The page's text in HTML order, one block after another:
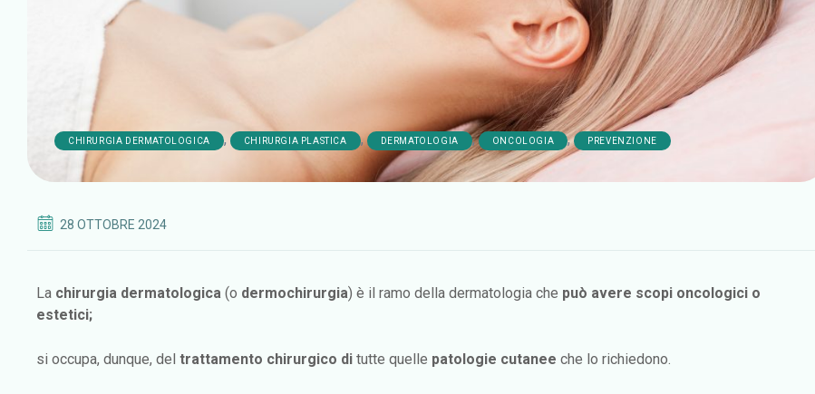
CHIRURGIA DERMATOLOGICA , CHIRURGIA PLASTICA , DERMATOLOGIA , ONCOLOGIA , PREVENZIONE
28 OTTOBRE 2024
La chirurgia dermatologica (o dermochirurgia) è il ramo della dermatologia che può avere scopi oncologici o
estetici;
si occupa, dunque, del trattamento chirurgico di tutte quelle patologie cutanee che lo richiedono.